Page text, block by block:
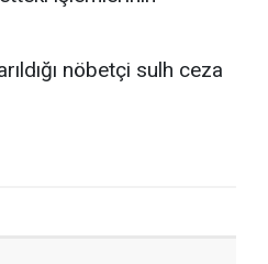
nöbetçi sulh ceza